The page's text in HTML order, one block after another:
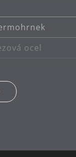
ocel
mytí